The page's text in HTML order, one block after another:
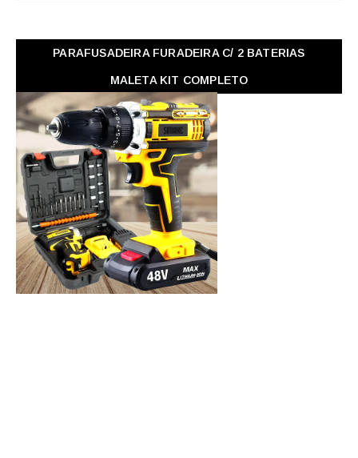
PARAFUSADEIRA FURADEIRA C/ 2 BATERIAS
MALETA KIT COMPLETO